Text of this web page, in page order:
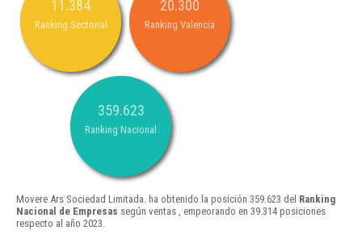
11.384
Ranking Sectorial
20.300
Ranking Valencia
359.623
Ranking Nacional
Movere Ars Sociedad Limitada. ha obtenido la posición 359.623 del Ranking
Nacional de Empresas según ventas , empeorando en 39.314 posiciones
respecto al año 2023.